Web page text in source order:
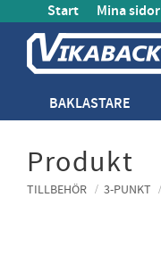
Start Mina sidor
BAKLASTARE
Produkt
TILLBEHÖR 3-PUNKT